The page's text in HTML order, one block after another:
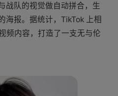
战队的视觉做自动拼合，生
海报。据统计，TikTok 上相
频内容，打造了一支无与伦